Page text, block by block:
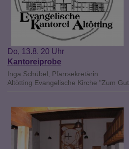
Do, 13.8. 20 Uhr
Kantoreiprobe
Inga Schübel, Pfarrsekretärin
Altötting Evangelische Kirche "Zum